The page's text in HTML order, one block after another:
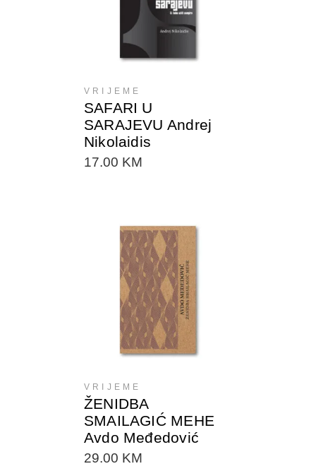
VRIJEME
SAFARI U
SARAJEVU Andrej
Nikolaidis
17.00 KM
DODAJTE U KORPU
VRIJEME
ŽENIDBA
SMAILAGIĆ MEHE
Avdo Međedović
29.00 KM